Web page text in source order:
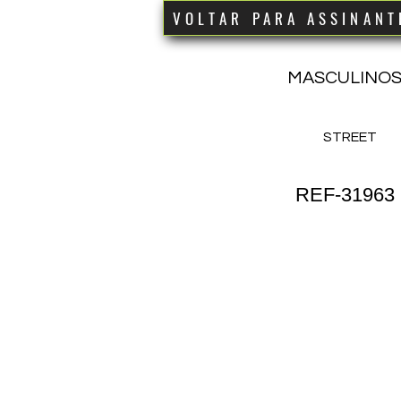
VOLTAR PARA
MASCULINOS
STREET
REF-31963